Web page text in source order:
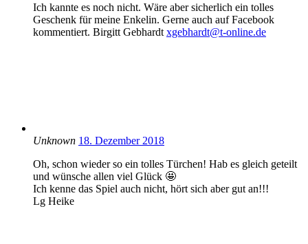
Ich kannte es noch nicht. Wäre aber sicherlich ein tolles
Geschenk für meine Enkelin. Gerne auch auf Facebook
kommentiert. Birgitt Gebhardt xgebhardt@t-online.de
Unknown 18. Dezember 2018
Oh, schon wieder so ein tolles Türchen! Hab es gleich geteilt
und wünsche allen viel Glück 🤩
Ich kenne das Spiel auch nicht, hört sich aber gut an!!!
Lg Heike